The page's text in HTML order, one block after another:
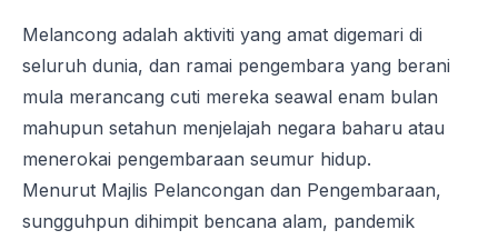
Melancong adalah aktiviti yang amat digemari di
seluruh dunia, dan ramai pengembara yang berani
mula merancang cuti mereka seawal enam bulan
mahupun setahun menjelajah negara baharu atau
menerokai pengembaraan seumur hidup.
Menurut Majlis Pelancongan dan Pengembaraan,
sungguhpun dihimpit bencana alam, pandemik